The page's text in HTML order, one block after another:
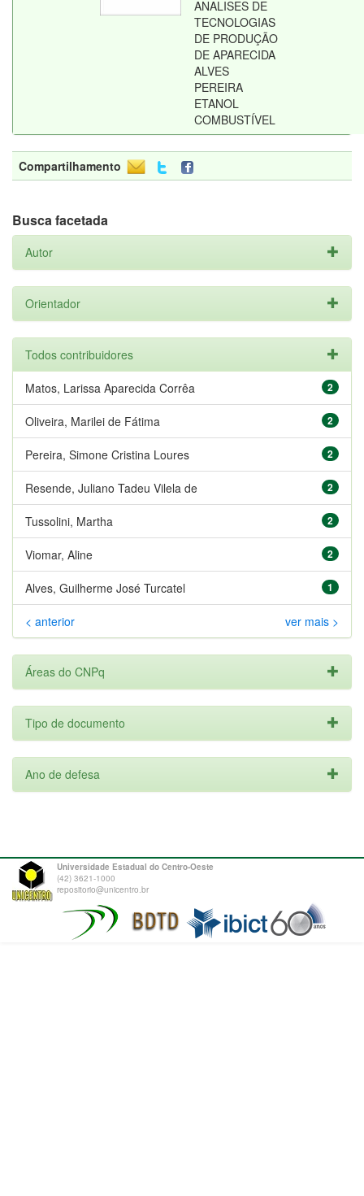
ANALISES DE
TECNOLOGIAS
DE PRODUÇÃO
DE APARECIDA
ALVES
PEREIRA
ETANOL
COMBUSTÍVEL
Compartilhamento
Busca facetada
Autor
Orientador
Todos contribuidores
2
Matos, Larissa Aparecida Corrêa
2
Oliveira, Marilei de Fátima
2
Pereira, Simone Cristina Loures
2
Resende, Juliano Tadeu Vilela de
2
Tussolini, Martha
2
Viomar, Aline
1
Alves, Guilherme José Turcatel
< anterior ver mais >
Áreas do CNPq
Tipo de documento
Ano de defesa
Universidade Estadual do Centro-Oeste
(42) 3621-1000
repositorio@unicentro.br